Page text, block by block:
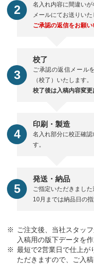
名入れ内容に間違い
メールにてお送りいた
ご承認の返信をお願い
校了
ご承認の返信メール
（校了）いたします。
校了後は入稿内容変更
印刷・製造
名入れ部分に校正確
す。
発送・納品
ご指定いただきまし
10月までは納品日の指
ご注文後、当社スタッ
入稿用の版下データを作
最短で2営業日で仕上が
ただきますので、ご入